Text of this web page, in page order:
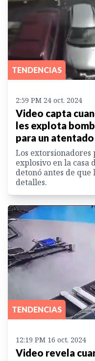
TENDENCIAS
2:59 PM 24 oct. 2024
Video capta
les explota
para un atentado
Los
explosivo en la casa
detonó antes de
detalles.
TENDENCIAS
12:19 PM 16 oct. 2024
Video revela